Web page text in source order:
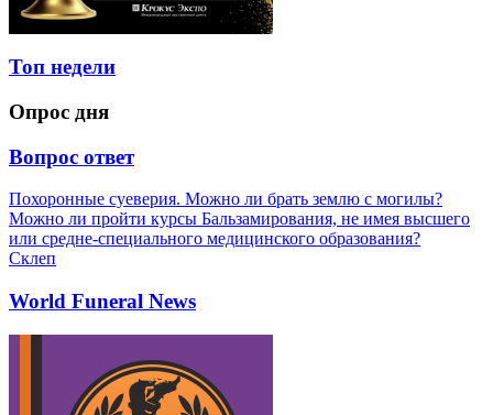
Топ недели
Опрос дня
Вопрос ответ
Похоронные суеверия. Можно ли брать землю с могилы?
Можно ли пройти курсы Бальзамирования, не имея высшего
или средне-специального медицинского образования?
Склеп
World Funeral News